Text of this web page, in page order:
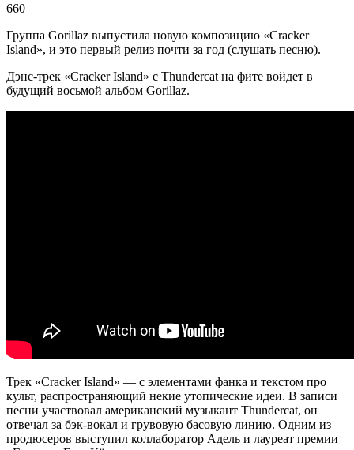
660
Группа Gorillaz выпустила новую композицию «Cracker
Island», и это первый релиз почти за год (слушать песню).
Дэнс-трек «Cracker Island» с Thundercat на фите войдет в
будущий восьмой альбом Gorillaz.
Трек «Cracker Island» — с элементами фанка и текстом про
культ, распространяющий некие утопические идеи. В записи
песни участвовал американский музыкант Thundercat, он
отвечал за бэк-вокал и грувовую басовую линию. Одним из
продюсеров выступил коллаборатор Адель и лауреат премии